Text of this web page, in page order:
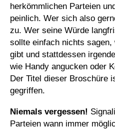
herkömmlichen Parteien
peinlich. Wer sich also
zu. Wer seine Würde
sollte einfach nichts
gibt und stattdessen
wie Handy angucken oder
Der Titel dieser Broschüre
gegriffen.
Niemals vergessen!
Parteien wann immer